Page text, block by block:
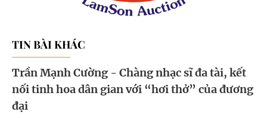
TIN BÀI KHÁC
Trần Mạnh Cường - Chàng nhạc sĩ đa tài, kết
nối tinh hoa dân gian với “hơi thở” của đương
đại